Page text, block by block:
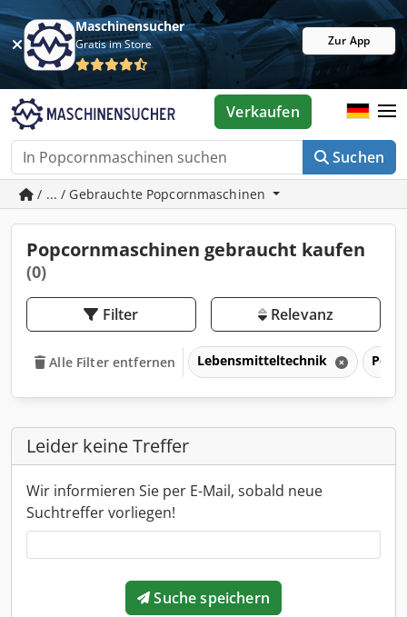
Maschinensucher
Gratis im Store Zur App
Suchen
Verkaufen
/ ... / Gebrauchte Popcornmaschinen
Popcornmaschinen gebraucht kaufen
(0)
Filter Relevanz
Alle Filter entfernen Lebensmitteltechnik
Leider keine Treffer
Wir informieren Sie per E-Mail, sobald neue
Suchtreffer vorliegen!
Suche speichern